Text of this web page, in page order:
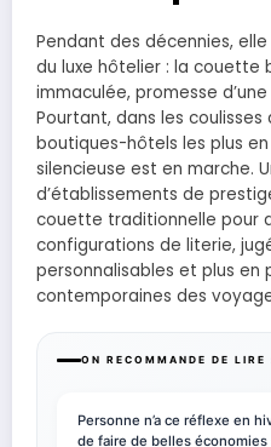
Pendant des décennies,
du luxe hôtelier : la couette
immaculée, promesse
Pourtant, dans les
boutiques-hôtels les plus
silencieuse est en marche.
d’établissements de
couette traditionnelle pour
configurations de literie,
personnalisables et plus
contemporaines des
ON RECOMMANDE DE LIRE
Personne n’a ce réflexe en
de faire de belles économies